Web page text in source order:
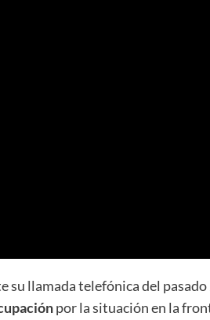
llamada telefónica del pasado
por la situación en la